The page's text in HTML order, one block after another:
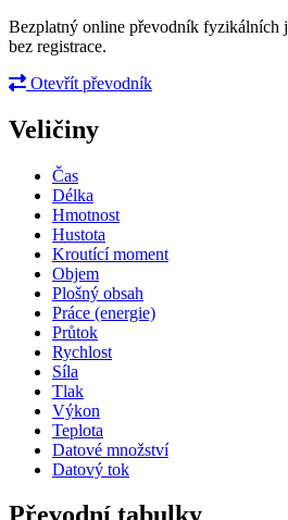
Bezplatný online převodník fyzikálních
bez registrace.
Otevřít převodník
Veličiny
Čas
Délka
Hmotnost
Hustota
Kroutící moment
Objem
Plošný obsah
Práce (energie)
Průtok
Rychlost
Síla
Tlak
Výkon
Teplota
Datové množství
Datový tok